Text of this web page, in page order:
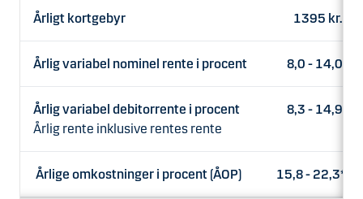
Årligt kortgebyr 1395 kr.
Årlig variabel nominel rente i procent 8,0 - 14,0
Årlig variabel debitorrente i procent
Årlig rente inklusive rentes rente
8,3 - 14,9
Årlige omkostninger i procent (ÅOP) 15,8 - 22,3*